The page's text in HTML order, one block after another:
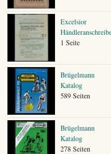
Excelsior
1 Seite
Brügelmann
Katalog
589 Seiten
Brügelmann
Katalog
278 Seiten